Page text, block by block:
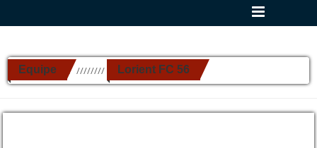
Equipe ////////// Lorient FC 56